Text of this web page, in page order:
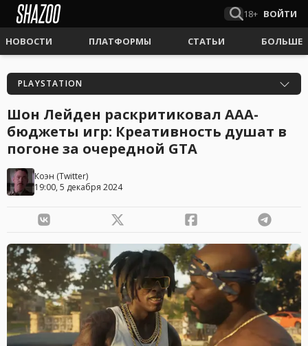
18+ ВОЙТИ
НОВОСТИ ПЛАТФОРМЫ СТАТЬИ БОЛЬШЕ
PLAYSTATION
Шон Лейден раскритиковал AAA-
бюджеты игр: Креативность душат в
погоне за очередной GTA
Коэн (Twitter)
19:00, 5 декабря 2024